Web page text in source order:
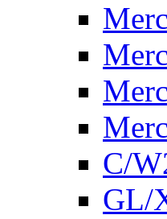
C/
GL/